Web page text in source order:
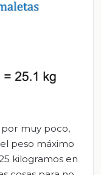
muy poco,
peso máximo
kilogramos en